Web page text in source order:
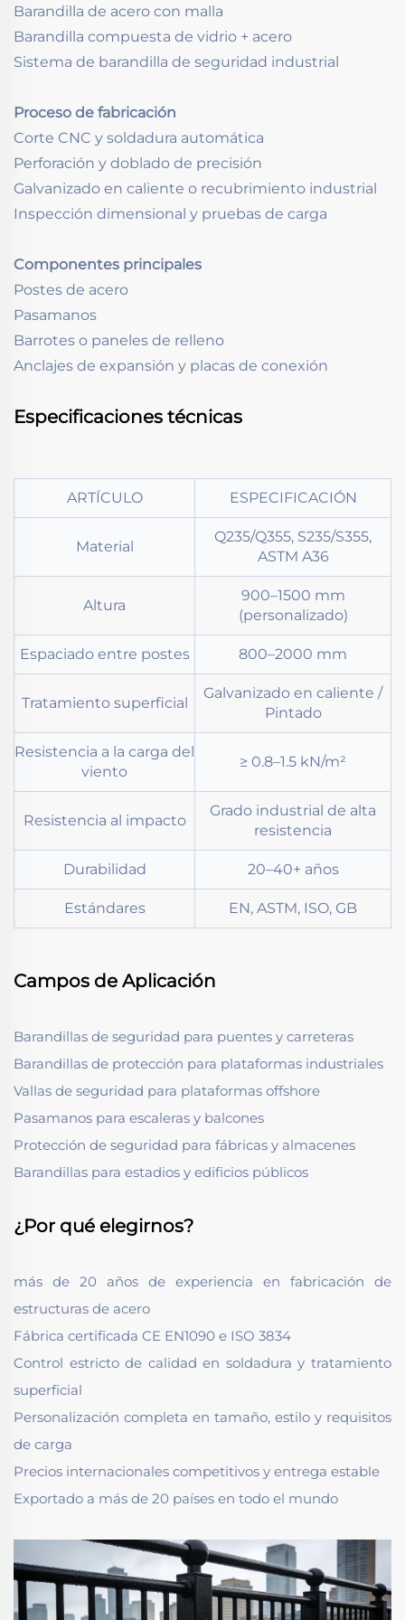
Barandilla de acero con malla
Barandilla compuesta de vidrio + acero
Sistema de barandilla de seguridad industrial
Proceso de fabricación
Corte CNC y soldadura automática
Perforación y doblado de precisión
Galvanizado en caliente o recubrimiento industrial
Inspección dimensional y pruebas de carga
Componentes principales
Postes de acero
Pasamanos
Barrotes o paneles de relleno
Anclajes de expansión y placas de conexión
Especificaciones técnicas
ARTÍCULO ESPECIFICACIÓN
Material
Q235/Q355, S235/S355,
ASTM A36
Altura
900–1500 mm
(personalizado)
Espaciado entre postes 800–2000 mm
Tratamiento superficial
Galvanizado en caliente /
Pintado
Resistencia a la carga del
viento
≥ 0.8–1.5 kN/m²
Resistencia al impacto
Grado industrial de alta
resistencia
Durabilidad 20–40+ años
Estándares EN, ASTM, ISO, GB
Campos de Aplicación
Barandillas de seguridad para puentes y carreteras
Barandillas de protección para plataformas industriales
Vallas de seguridad para plataformas offshore
Pasamanos para escaleras y balcones
Protección de seguridad para fábricas y almacenes
Barandillas para estadios y edificios públicos
¿Por qué elegirnos?
más de 20 años de experiencia en fabricación de
estructuras de acero
Fábrica certificada CE EN1090 e ISO 3834
Control estricto de calidad en soldadura y tratamiento
superficial
Personalización completa en tamaño, estilo y requisitos
de carga
Precios internacionales competitivos y entrega estable
Exportado a más de 20 países en todo el mundo